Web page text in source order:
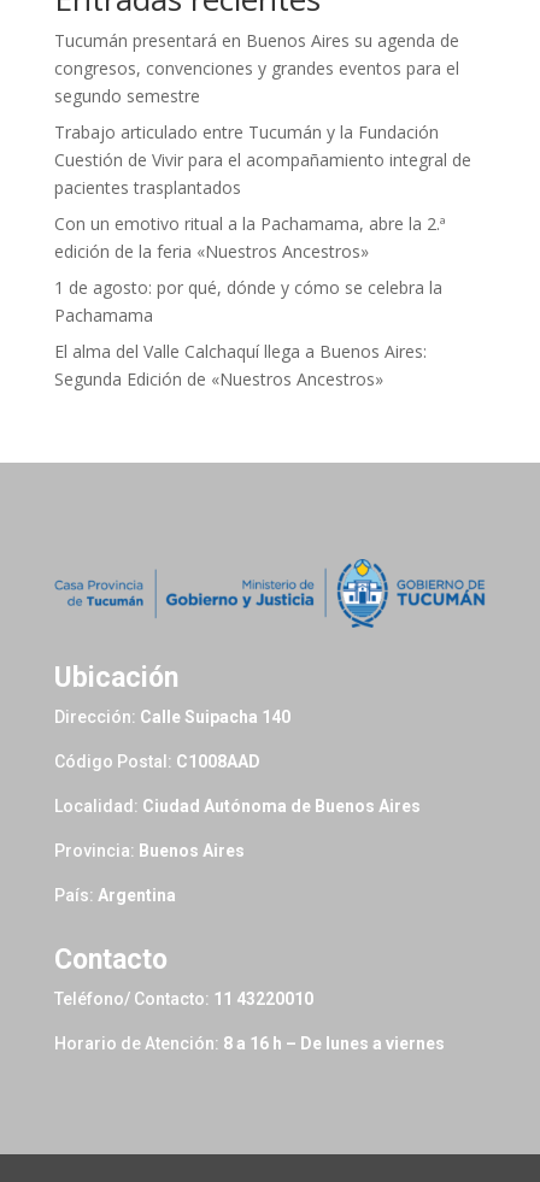
Tucumán presentará en Buenos Aires su agenda de
congresos, convenciones y grandes eventos para el
segundo semestre
Trabajo articulado entre Tucumán y la Fundación
Cuestión de Vivir para el acompañamiento integral de
pacientes trasplantados
Con un emotivo ritual a la Pachamama, abre la 2.ª
edición de la feria «Nuestros Ancestros»
1 de agosto: por qué, dónde y cómo se celebra la
Pachamama
El alma del Valle Calchaquí llega a Buenos Aires:
Segunda Edición de «Nuestros Ancestros»
Ubicación
Dirección: Calle Suipacha 140
Código Postal: C1008AAD
Localidad: Ciudad Autónoma de Buenos Aires
Provincia: Buenos Aires
País: Argentina
Contacto
Teléfono/ Contacto: 11 43220010
Horario de Atención: 8 a 16 h – De lunes a viernes